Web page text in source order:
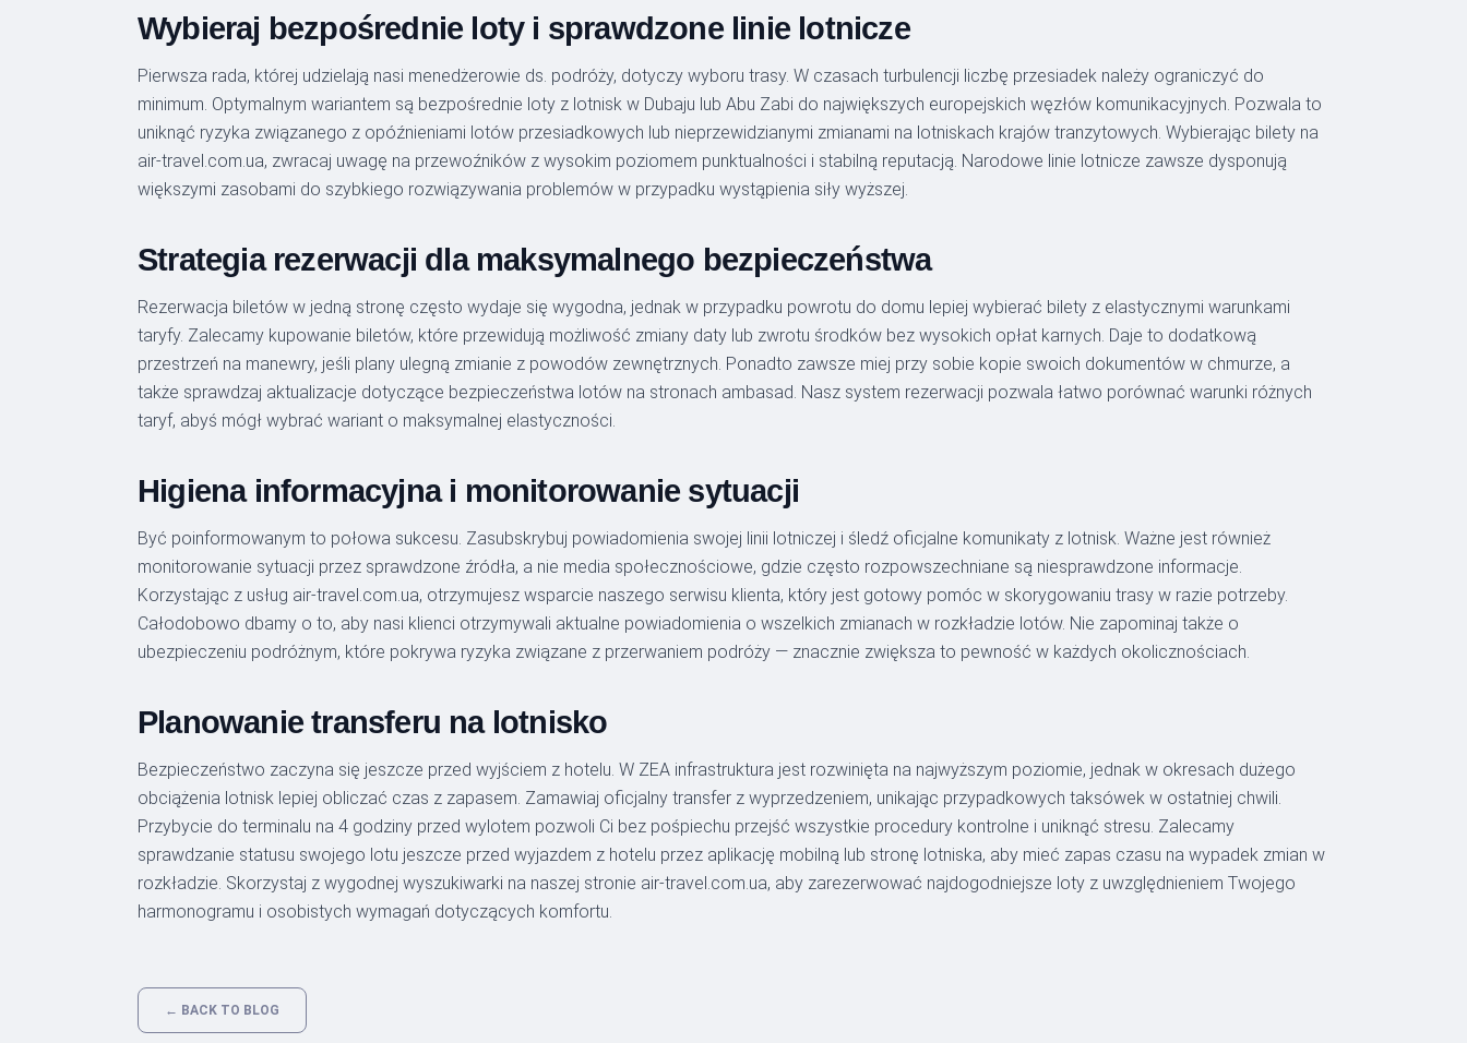
Wybieraj bezpośrednie loty i sprawdzone linie lotnicze
Pierwsza rada, której udzielają nasi menedżerowie ds. podróży, dotyczy wyboru trasy. W czasach turbulencji liczbę przesiadek należy ograniczyć do
minimum. Optymalnym wariantem są bezpośrednie loty z lotnisk w Dubaju lub Abu Zabi do największych europejskich węzłów komunikacyjnych. Pozwala to
uniknąć ryzyka związanego z opóźnieniami lotów przesiadkowych lub nieprzewidzianymi zmianami na lotniskach krajów tranzytowych. Wybierając bilety na
air-travel.com.ua, zwracaj uwagę na przewoźników z wysokim poziomem punktualności i stabilną reputacją. Narodowe linie lotnicze zawsze dysponują
większymi zasobami do szybkiego rozwiązywania problemów w przypadku wystąpienia siły wyższej.
Strategia rezerwacji dla maksymalnego bezpieczeństwa
Rezerwacja biletów w jedną stronę często wydaje się wygodna, jednak w przypadku powrotu do domu lepiej wybierać bilety z elastycznymi warunkami
taryfy. Zalecamy kupowanie biletów, które przewidują możliwość zmiany daty lub zwrotu środków bez wysokich opłat karnych. Daje to dodatkową
przestrzeń na manewry, jeśli plany ulegną zmianie z powodów zewnętrznych. Ponadto zawsze miej przy sobie kopie swoich dokumentów w chmurze, a
także sprawdzaj aktualizacje dotyczące bezpieczeństwa lotów na stronach ambasad. Nasz system rezerwacji pozwala łatwo porównać warunki różnych
taryf, abyś mógł wybrać wariant o maksymalnej elastyczności.
Higiena informacyjna i monitorowanie sytuacji
Być poinformowanym to połowa sukcesu. Zasubskrybuj powiadomienia swojej linii lotniczej i śledź oficjalne komunikaty z lotnisk. Ważne jest również
monitorowanie sytuacji przez sprawdzone źródła, a nie media społecznościowe, gdzie często rozpowszechniane są niesprawdzone informacje.
Korzystając z usług air-travel.com.ua, otrzymujesz wsparcie naszego serwisu klienta, który jest gotowy pomóc w skorygowaniu trasy w razie potrzeby.
Całodobowo dbamy o to, aby nasi klienci otrzymywali aktualne powiadomienia o wszelkich zmianach w rozkładzie lotów. Nie zapominaj także o
ubezpieczeniu podróżnym, które pokrywa ryzyka związane z przerwaniem podróży — znacznie zwiększa to pewność w każdych okolicznościach.
Planowanie transferu na lotnisko
Bezpieczeństwo zaczyna się jeszcze przed wyjściem z hotelu. W ZEA infrastruktura jest rozwinięta na najwyższym poziomie, jednak w okresach dużego
obciążenia lotnisk lepiej obliczać czas z zapasem. Zamawiaj oficjalny transfer z wyprzedzeniem, unikając przypadkowych taksówek w ostatniej chwili.
Przybycie do terminalu na 4 godziny przed wylotem pozwoli Ci bez pośpiechu przejść wszystkie procedury kontrolne i uniknąć stresu. Zalecamy
sprawdzanie statusu swojego lotu jeszcze przed wyjazdem z hotelu przez aplikację mobilną lub stronę lotniska, aby mieć zapas czasu na wypadek zmian w
rozkładzie. Skorzystaj z wygodnej wyszukiwarki na naszej stronie air-travel.com.ua, aby zarezerwować najdogodniejsze loty z uwzględnieniem Twojego
harmonogramu i osobistych wymagań dotyczących komfortu.
← BACK TO BLOG